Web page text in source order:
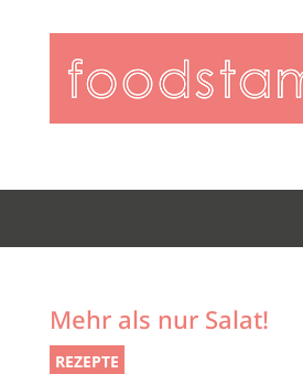
Mehr als nur Salat!
REZEPTE